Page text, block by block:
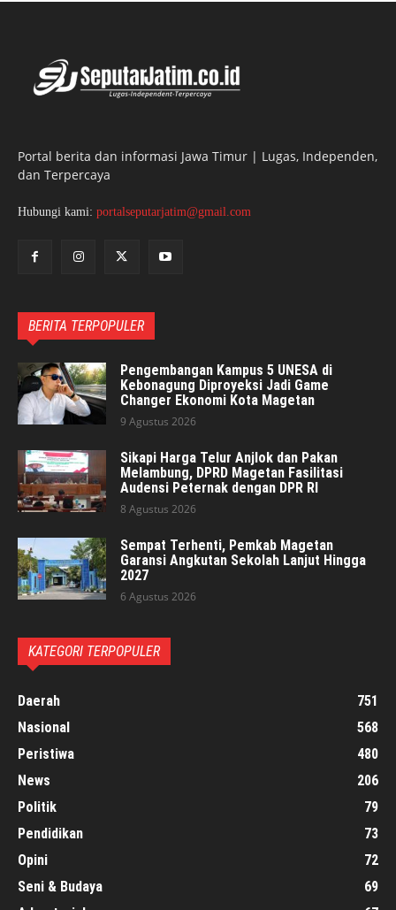
Portal berita dan informasi Jawa Timur | Lugas, Independen,
dan Terpercaya
Hubungi kami: portalseputarjatim@gmail.com
BERITA TERPOPULER
Pengembangan Kampus 5 UNESA di
Kebonagung Diproyeksi Jadi Game
Changer Ekonomi Kota Magetan
9 Agustus 2026
Sikapi Harga Telur Anjlok dan Pakan
Melambung, DPRD Magetan Fasilitasi
Audensi Peternak dengan DPR RI
8 Agustus 2026
Sempat Terhenti, Pemkab Magetan
Garansi Angkutan Sekolah Lanjut Hingga
2027
6 Agustus 2026
KATEGORI TERPOPULER
Daerah
751
Nasional
568
Peristiwa
480
News
206
Politik
79
Pendidikan
73
Opini
72
Seni & Budaya
69